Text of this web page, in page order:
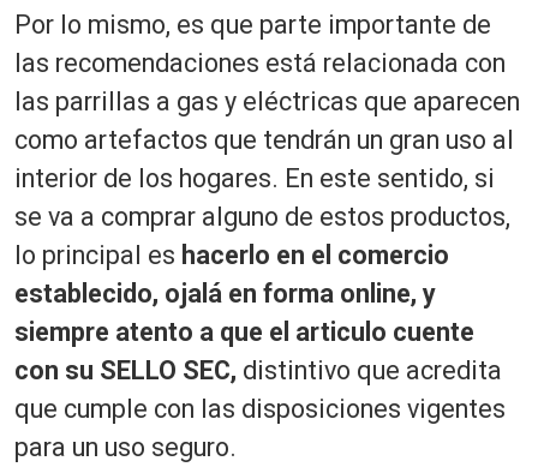
Por lo mismo, es que parte importante de
las recomendaciones está relacionada con
las parrillas a gas y eléctricas que aparecen
como artefactos que tendrán un gran uso al
interior de los hogares. En este sentido, si
se va a comprar alguno de estos productos,
lo principal es hacerlo en el comercio
establecido, ojalá en forma online, y
siempre atento a que el articulo cuente
con su SELLO SEC, distintivo que acredita
que cumple con las disposiciones vigentes
para un uso seguro.